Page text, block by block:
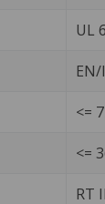
UL
EN/
<=
<=
RT